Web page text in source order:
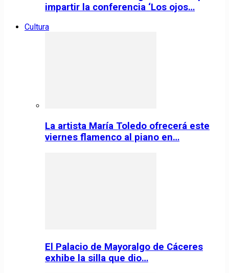
impartir la conferencia ‘Los ojos…
Cultura
La artista María Toledo ofrecerá este
viernes flamenco al piano en…
El Palacio de Mayoralgo de Cáceres
exhibe la silla que dio…